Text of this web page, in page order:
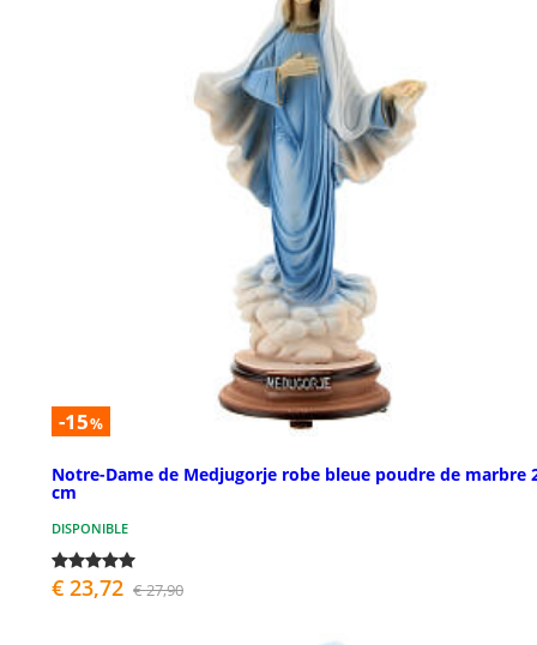
-15%
Notre-Dame de Medjugorje robe bleue poudre de marbre
cm
DISPONIBLE
€ 23,72 € 27,90